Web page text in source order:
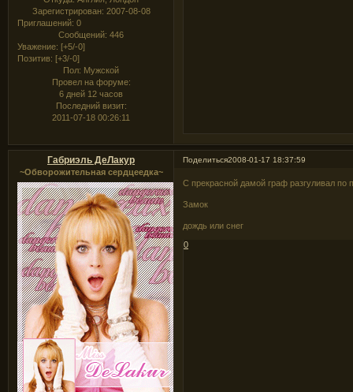
Зарегистрирован: 2007-08-08
Приглашений: 0
Сообщений: 446
Уважение: [+5/-0]
Позитив: [+3/-0]
Пол: Мужской
Провел на форуме:
6 дней 12 часов
Последний визит:
2011-07-18 00:26:11
Поделиться2008-01-17 18:37:59
Габриэль ДеЛакур
~Обворожительная сердцеедка~
С прекрасной дамой граф разгуливал по
Замок
дождь или снег
0